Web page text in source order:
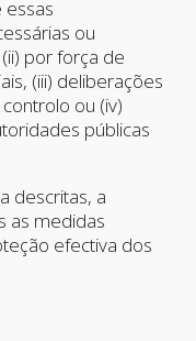
essas
ou
por força de
(iii) deliberações
ou (iv)
públicas
descritas, a
as medidas
efectiva dos